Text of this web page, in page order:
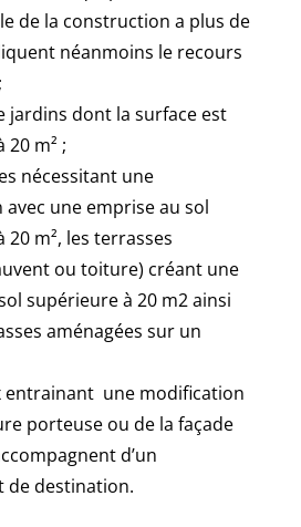
de la construction a plus de
néanmoins le recours
jardins dont la surface est
m² ;
nécessitant une
une emprise au sol
m², les terrasses
ou toiture) créant une
supérieure à 20 m2 ainsi
aménagées sur un
entrainant une modification
porteuse ou de la façade
d’un
de destination.